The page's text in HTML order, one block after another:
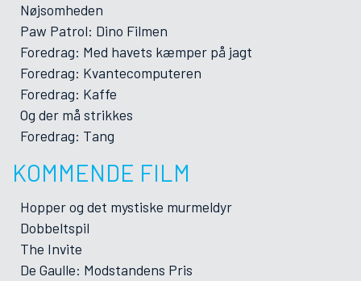
Nøjsomheden
Paw Patrol: Dino Filmen
Foredrag: Med havets kæmper på jagt
Foredrag: Kvantecomputeren
Foredrag: Kaffe
Og der må strikkes
Foredrag: Tang
KOMMENDE FILM
Hopper og det mystiske murmeldyr
Dobbeltspil
The Invite
De Gaulle: Modstandens Pris